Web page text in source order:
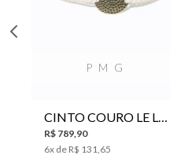
P M G
R$ 789 90
6x de R$ 131 65